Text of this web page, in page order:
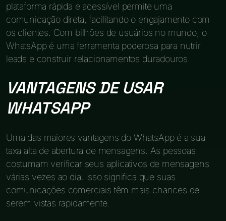
plataforma rápida e acessível permite uma
comunicação direta, facilitando o engajamento com
os clientes. Com bilhões de usuários no mundo, o
WhatsApp é uma ferramenta poderosa para nutrir
leads e construir relacionamentos duradouros.
VANTAGENS DE USAR
WHATSAPP
Uma das maiores vantagens do WhatsApp é a sua
taxa alta de abertura de mensagens. As pessoas
costumam verificar seus aplicativos de mensagens
várias vezes ao dia. Isso significa que suas
comunicações comerciais têm mais chances de
serem vistas rapidamente.